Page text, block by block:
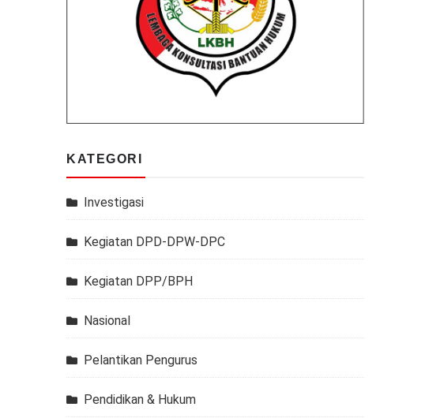
KATEGORI
Investigasi
Kegiatan DPD-DPW-DPC
Kegiatan DPP/BPH
Nasional
Pelantikan Pengurus
Pendidikan & Hukum